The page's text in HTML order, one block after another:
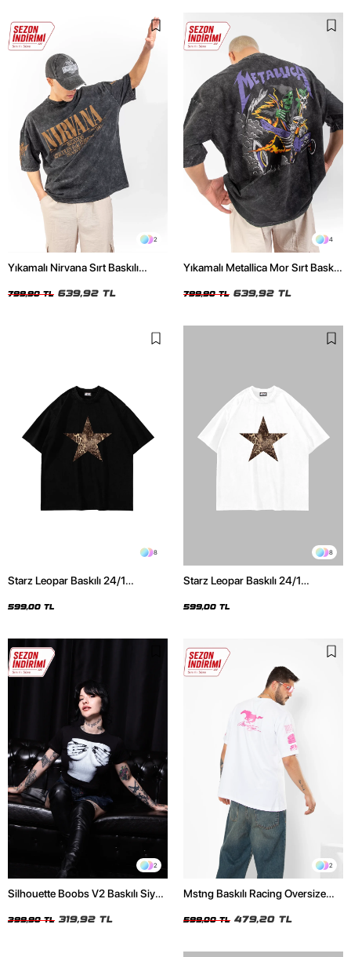
2
Yıkamalı Nirvana Sırt Baskılı
799,90 TL 639,92 TL
4
Yıkamalı Metallica Mor Sırt Baskılı
799,90 TL 639,92 TL
8
Starz Leopar Baskılı 24/1
599,00 TL
8
Starz Leopar Baskılı 24/1
599,00 TL
2
Silhouette Boobs V2 Baskılı Siyah
399,90 TL 319,92 TL
2
Mstng Baskılı Racing Oversize
599,00 TL 479,20 TL